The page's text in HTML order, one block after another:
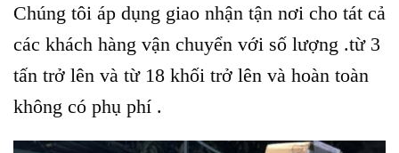
Chúng tôi áp dụng giao nhận tận nơi cho tát cả
các khách hàng vận chuyển với số lượng .từ 3
tấn trở lên và từ 18 khối trở lên và hoàn toàn
không có phụ phí .